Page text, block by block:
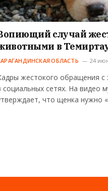
случай
в
ОБЛАСТЬ 24
жестокого обращения
социальных сетях. На видео
что щенка нужно